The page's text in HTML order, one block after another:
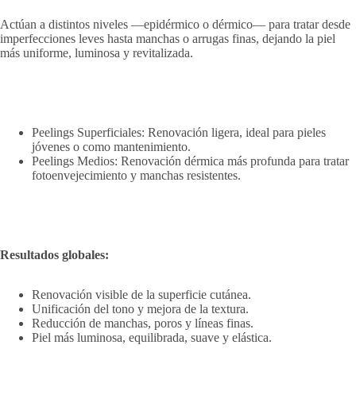
Actúan a distintos niveles —epidérmico o dérmico— para tratar desde
imperfecciones leves hasta manchas o arrugas finas, dejando la piel
más uniforme, luminosa y revitalizada.
Peelings Superficiales: Renovación ligera, ideal para pieles
jóvenes o como mantenimiento.
Peelings Medios: Renovación dérmica más profunda para tratar
fotoenvejecimiento y manchas resistentes.
Resultados globales:
Renovación visible de la superficie cutánea.
Unificación del tono y mejora de la textura.
Reducción de manchas, poros y líneas finas.
Piel más luminosa, equilibrada, suave y elástica.